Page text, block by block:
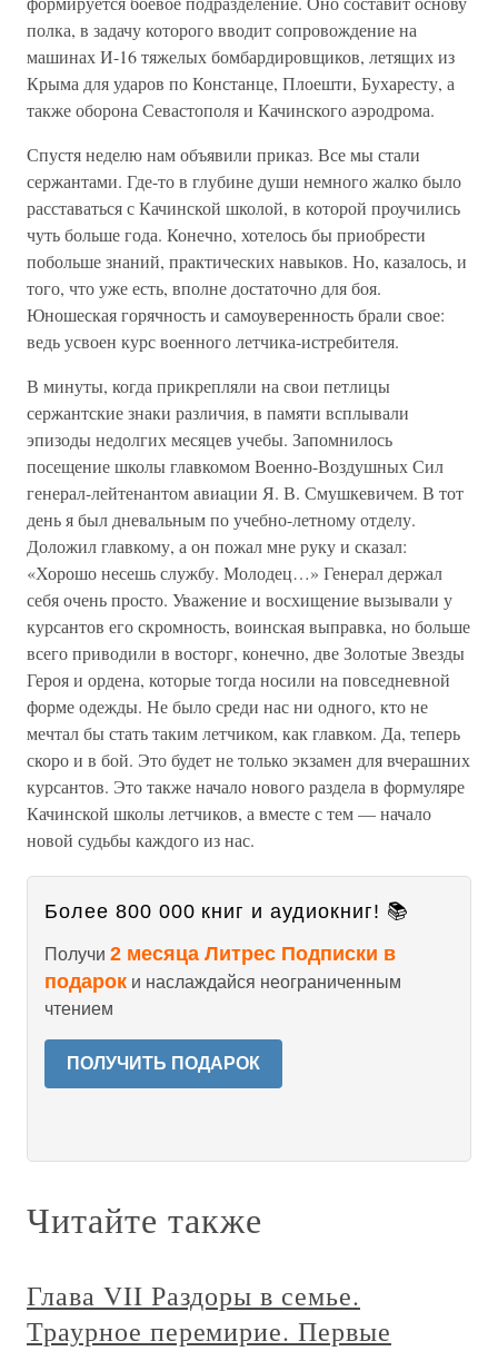
полка, в задачу которого вводит сопровождение на
машинах И-16 тяжелых бомбардировщиков, летящих из
Крыма для ударов по Констанце, Плоешти, Бухаресту, а
также оборона Севастополя и Качинского аэродрома.
Спустя неделю нам объявили приказ. Все мы стали
сержантами. Где-то в глубине души немного жалко было
расставаться с Качинской школой, в которой проучились
чуть больше года. Конечно, хотелось бы приобрести
побольше знаний, практических навыков. Но, казалось, и
того, что уже есть, вполне достаточно для боя.
Юношеская горячность и самоуверенность брали свое:
ведь усвоен курс военного летчика-истребителя.
В минуты, когда прикрепляли на свои петлицы
сержантские знаки различия, в памяти всплывали
эпизоды недолгих месяцев учебы. Запомнилось
посещение школы главкомом Военно-Воздушных Сил
генерал-лейтенантом авиации Я. В. Смушкевичем. В тот
день я был дневальным по учебно-летному отделу.
Доложил главкому, а он пожал мне руку и сказал:
«Хорошо несешь службу. Молодец…» Генерал держал
себя очень просто. Уважение и восхищение вызывали у
курсантов его скромность, воинская выправка, но больше
всего приводили в восторг, конечно, две Золотые Звезды
Героя и ордена, которые тогда носили на повседневной
форме одежды. Не было среди нас ни одного, кто не
мечтал бы стать таким летчиком, как главком. Да, теперь
скоро и в бой. Это будет не только экзамен для вчерашних
курсантов. Это также начало нового раздела в формуляре
Качинской школы летчиков, а вместе с тем — начало
новой судьбы каждого из нас.
Более 800 000 книг и аудиокниг! 📚
Получи 2 месяца Литрес Подписки в
подарок и наслаждайся неограниченным
чтением
ПОЛУЧИТЬ ПОДАРОК
Читайте также
Глава VII Раздоры в семье.
Траурное перемирие. Первые